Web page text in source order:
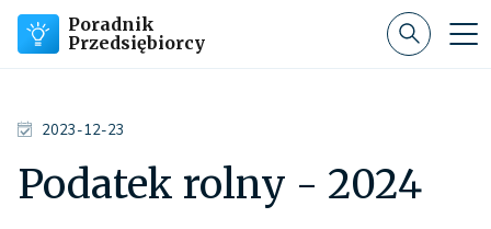
Poradnik
Przedsiębiorcy
2023-12-23
Podatek rolny - 2024